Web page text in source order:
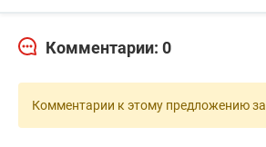
Комментарии: 0
Комментарии к этому предложению